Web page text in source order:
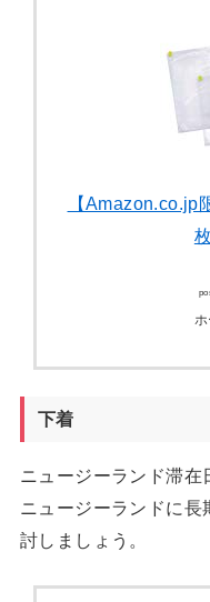
【Amazon.co.jp
下着
ニュージーランド滞在
ニュージーランドに長
討しましょう。